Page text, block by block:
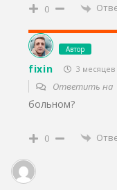
0
Автор
fixin 3 месяцев
Ответить на
больном?
0